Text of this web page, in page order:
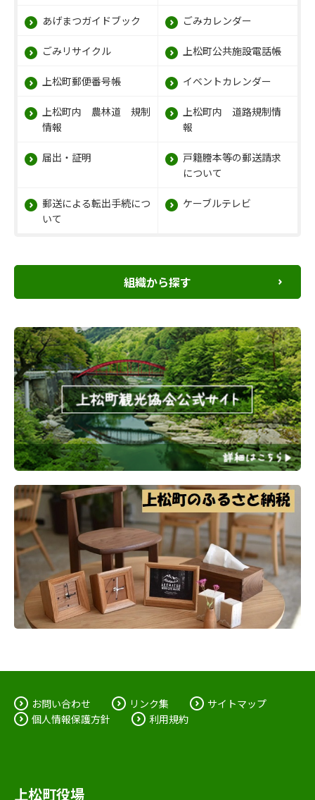
あげまつガイドブック ごみカレンダー
ごみリサイクル 上松町公共施設電話帳
上松町郵便番号帳 イベントカレンダー
上松町内 農林道 規制
情報
上松町内 道路規制情
報
届出・証明
戸籍謄本等の郵送請求
について
郵送による転出手続につ
いて
ケーブルテレビ
組織から探す
お問い合わせ リンク集
サイトマップ
個人情報保護方針
利用規約
上松町役場